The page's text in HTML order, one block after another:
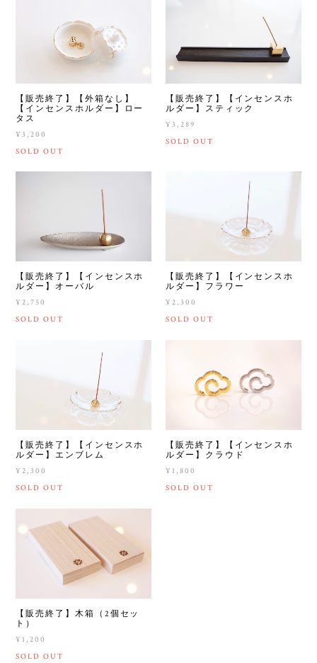
【販売終了】【外箱なし】
【インセンスホルダー】ロー
タス
¥3,200
SOLD OUT
【販売終了】【インセンスホ
ルダー】スティック
¥3,289
SOLD OUT
【販売終了】【インセンスホ
ルダー】オーバル
¥2,750
SOLD OUT
【販売終了】【インセンスホ
ルダー】フラワー
¥2,300
SOLD OUT
【販売終了】【インセンスホ
ルダー】エンブレム
¥2,300
SOLD OUT
【販売終了】【インセンスホ
ルダー】クラウド
¥1,800
SOLD OUT
【販売終了】木箱（2個セッ
ト）
¥1,200
SOLD OUT